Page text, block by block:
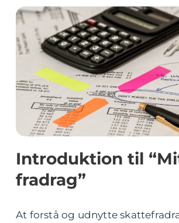
Introduktion til
fradrag”
At forstå og udnytte